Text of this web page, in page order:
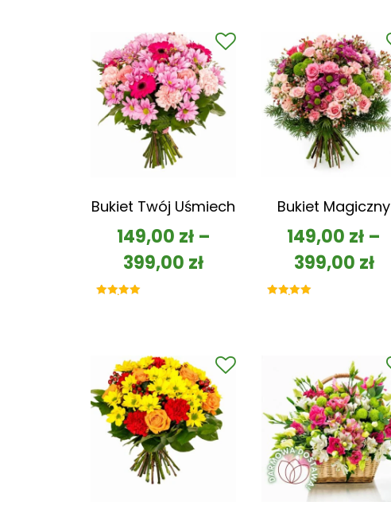
Bukiet Twój Uśmiech
149,00 zł–
399,00 zł
Bukiet Magiczny
149,00 zł –
399,00 zł